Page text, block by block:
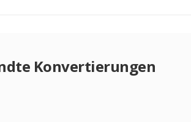
Konvertierungen